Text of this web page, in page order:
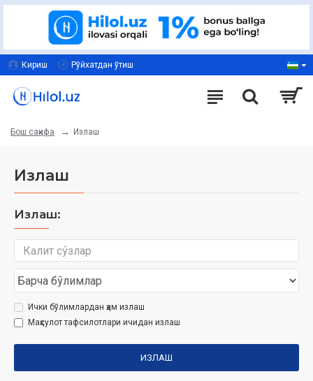
Кириш Рўйхатдан ўтиш
Бош саҳифа Излаш
Излаш
Излаш:
Ички бўлимлардан ҳам излаш
Маҳсулот тафсилотлари ичидан излаш
ИЗЛАШ